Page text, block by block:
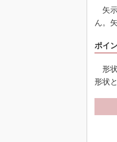
矢示
ん。
ポイ
形状
形状